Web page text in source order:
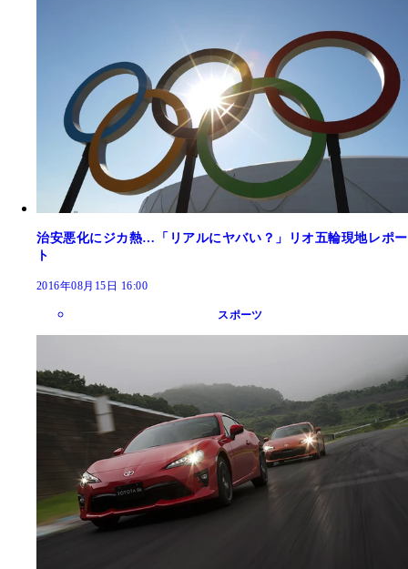
治安悪化にジカ熱…「リアルにヤバい？」リオ五輪現地レポー
ト
2016年08月15日 16:00
スポーツ